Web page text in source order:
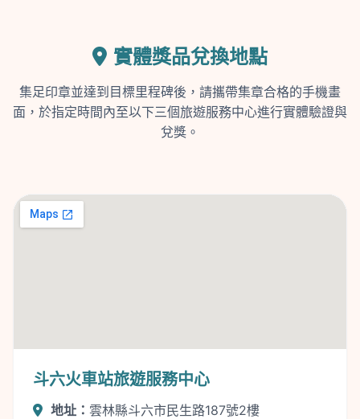
實體獎品兌換地點
集足印章並達到目標里程碑後，請攜帶集章合格的手機畫
面，於指定時間內至以下三個旅遊服務中心進行實體驗證與
兌獎。
斗六火車站旅遊服務中心
地址： 雲林縣斗六市民生路187號2樓